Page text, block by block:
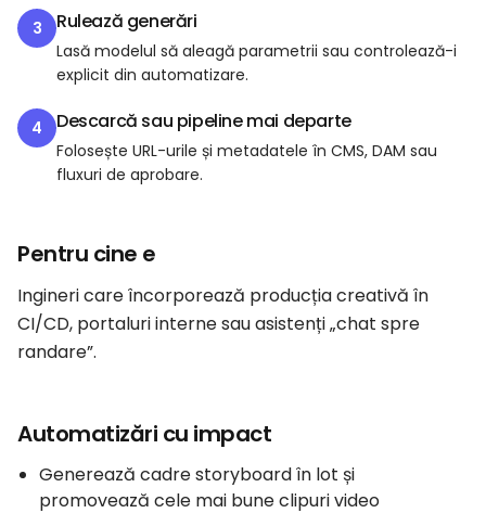
3 Rulează generări
Lasă modelul să aleagă parametrii sau controlează-i
explicit din automatizare.
4 Descarcă sau pipeline mai departe
Folosește URL-urile și metadatele în CMS, DAM sau
fluxuri de aprobare.
Pentru cine e
Ingineri care încorporează producția creativă în
CI/CD, portaluri interne sau asistenți „chat spre
randare”.
Automatizări cu impact
Generează cadre storyboard în lot și
promovează cele mai bune clipuri video